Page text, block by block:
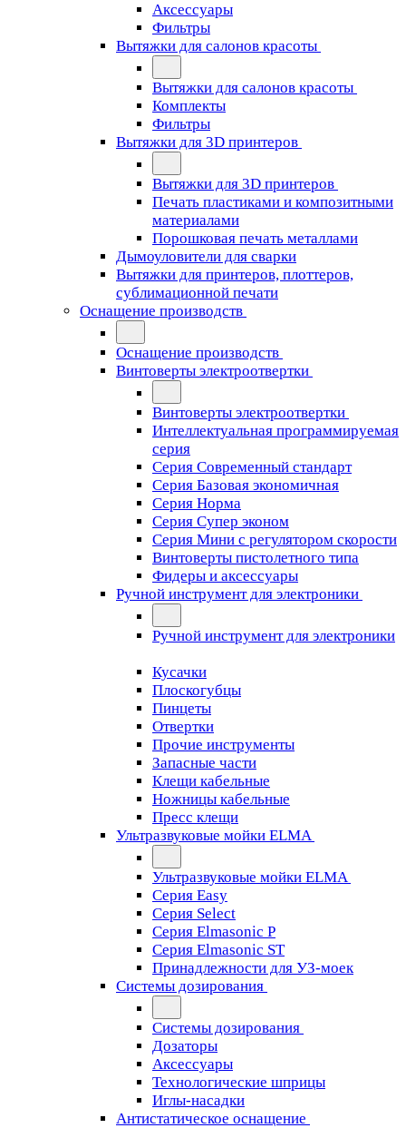
Аксессуары
Фильтры
Вытяжки для салонов красоты
Вытяжки для салонов красоты
Комплекты
Фильтры
Вытяжки для 3D принтеров
Вытяжки для 3D принтеров
Печать пластиками и композитными
материалами
Порошковая печать металлами
Дымоуловители для сварки
Вытяжки для принтеров, плоттеров,
сублимационной печати
Оснащение производств
Оснащение производств
Винтоверты электроотвертки
Винтоверты электроотвертки
Интеллектуальная программируемая
серия
Серия Современный стандарт
Серия Базовая экономичная
Серия Норма
Серия Cупер эконом
Серия Мини с регулятором скорости
Винтоверты пистолетного типа
Фидеры и аксессуары
Ручной инструмент для электроники
Ручной инструмент для электроники
Кусачки
Плоскогубцы
Пинцеты
Отвертки
Прочие инструменты
Запасные части
Клещи кабельные
Ножницы кабельные
Пресс клещи
Ультразвуковые мойки ELMA
Ультразвуковые мойки ELMA
Серия Easy
Серия Select
Серия Elmasonic P
Серия Elmasonic ST
Принадлежности для УЗ-моек
Системы дозирования
Системы дозирования
Дозаторы
Аксессуары
Технологические шприцы
Иглы-насадки
Антистатическое оснащение